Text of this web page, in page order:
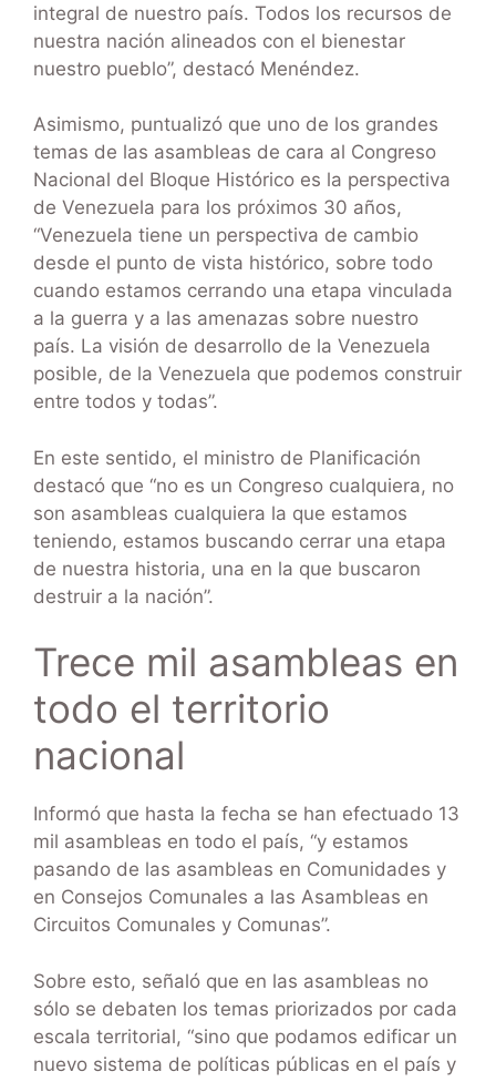
integral de nuestro país. Todos los recursos de
nuestra nación alineados con el bienestar
nuestro pueblo”, destacó Menéndez.
Asimismo, puntualizó que uno de los grandes
temas de las asambleas de cara al Congreso
Nacional del Bloque Histórico es la perspectiva
de Venezuela para los próximos 30 años,
“Venezuela tiene un perspectiva de cambio
desde el punto de vista histórico, sobre todo
cuando estamos cerrando una etapa vinculada
a la guerra y a las amenazas sobre nuestro
país. La visión de desarrollo de la Venezuela
posible, de la Venezuela que podemos construir
entre todos y todas”.
En este sentido, el ministro de Planificación
destacó que “no es un Congreso cualquiera, no
son asambleas cualquiera la que estamos
teniendo, estamos buscando cerrar una etapa
de nuestra historia, una en la que buscaron
destruir a la nación”.
Trece mil asambleas en
todo el territorio
nacional
Informó que hasta la fecha se han efectuado 13
mil asambleas en todo el país, “y estamos
pasando de las asambleas en Comunidades y
en Consejos Comunales a las Asambleas en
Circuitos Comunales y Comunas”.
Sobre esto, señaló que en las asambleas no
sólo se debaten los temas priorizados por cada
escala territorial, “sino que podamos edificar un
nuevo sistema de políticas públicas en el país y